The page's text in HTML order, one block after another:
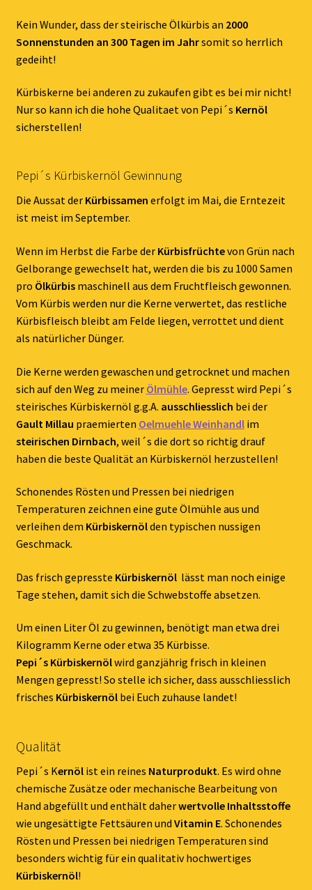
Kein Wunder, dass der steirische Ölkürbis an 2000
Sonnenstunden an 300 Tagen im Jahrsomit so herrlich
gedeiht!
Kürbiskerne bei anderen zu zukaufen gibt es bei mir nicht!
Nur so kann ich die hohe Qualitaet von Pepi´s Kernöl
sicherstellen!
Pepi´s Kürbiskernöl Gewinnung
Die Aussat der Kürbissamen erfolgt im Mai, die Erntezeit
ist meist im September.
Wenn im Herbst die Farbe der Kürbisfrüchtevon Grün nach
Gelborange gewechselt hat, werden die bis zu 1000 Samen
pro Ölkürbismaschinell aus dem Fruchtfleisch gewonnen.
Vom Kürbis werden nur die Kerne verwertet, das restliche
Kürbisfleisch bleibt am Felde liegen, verrottet und dient
als natürlicher Dünger.
Die Kerne werden gewaschen und getrocknet und machen
sich auf den Weg zu meiner Ölmühle. Gepresst wird Pepi´s
steirisches Kürbiskernöl g.g.A. ausschliesslich bei der
Gault Millau praemierten Oelmuehle Weinhandlim
steirischen Dirnbach, weil´s die dort so richtig drauf
haben die beste Qualität an Kürbiskernöl herzustellen!
Schonendes Rösten und Pressen bei niedrigen
Temperaturen zeichnen eine gute Ölmühle aus und
verleihen dem Kürbiskernölden typischen nussigen
Geschmack.
Das frisch gepresste Kürbiskernöl lässt man noch einige
Tage stehen, damit sich die Schwebstoffe absetzen.
Um einen Liter Öl zu gewinnen, benötigt man etwa drei
Kilogramm Kerne oder etwa 35 Kürbisse.
Pepi´s Kürbiskernölwird ganzjährig frisch in kleinen
Mengen gepresst! So stelle ich sicher, dass ausschliesslich
frisches Kürbiskernölbei Euch zuhause landet!
Qualität
Pepi´s Kernölist ein reines Naturprodukt. Es wird ohne
chemische Zusätze oder mechanische Bearbeitung von
Hand abgefüllt und enthält daherwertvolle Inhaltsstoffe
wie ungesättigte Fettsäuren und Vitamin E. Schonendes
Rösten und Pressen bei niedrigen Temperaturen sind
besonders wichtig für ein qualitativ hochwertiges
Kürbiskernöl!